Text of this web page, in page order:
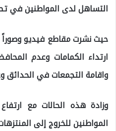
التساهل لدى المواطنين في
حيث نشرت مقاطع فيديو
ارتداء الكمامات وعدم
واقامة التجمعات في الحدائق
وزادة هذه الحالات مع
المواطنين للخروج إلى